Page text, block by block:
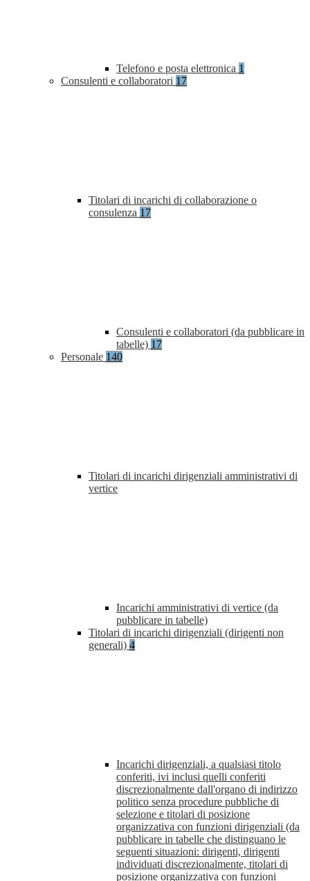
Telefono e posta elettronica 1
Consulenti e collaboratori 17
Titolari di incarichi di collaborazione o
consulenza 17
Consulenti e collaboratori (da pubblicare in
tabelle) 17
Personale 140
Titolari di incarichi dirigenziali amministrativi di
vertice
Incarichi amministrativi di vertice (da
pubblicare in tabelle)
Titolari di incarichi dirigenziali (dirigenti non
generali) 4
Incarichi dirigenziali, a qualsiasi titolo
conferiti, ivi inclusi quelli conferiti
discrezionalmente dall'organo di indirizzo
politico senza procedure pubbliche di
selezione e titolari di posizione
organizzativa con funzioni dirigenziali (da
pubblicare in tabelle che distinguano le
seguenti situazioni: dirigenti, dirigenti
individuati discrezionalmente, titolari di
posizione organizzativa con funzioni